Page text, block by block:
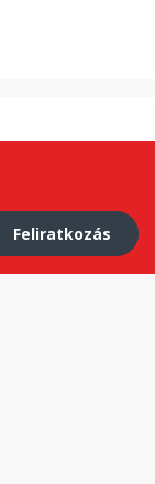
Feliratkozás